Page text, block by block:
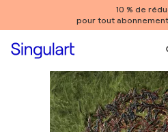
10 % de
pour tout